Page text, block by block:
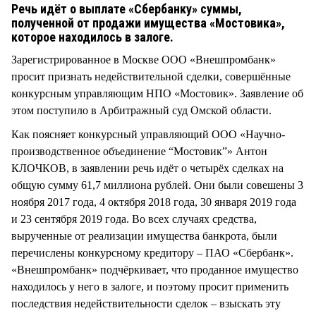
Речь идёт о выплате «Сбербанку» суммы,
полученной от продажи имущества «Мостовика»,
которое находилось в залоге.
Зарегистрированное в Москве ООО «Внешпромбанк»
просит признать недействительной сделки, совершённые
конкурсным управляющим НПО «Мостовик». Заявление об
этом поступило в Арбитражный суд Омской области.
Как поясняет конкурсный управляющий ООО «Научно-
производственное объединение “Мостовик”» Антон
КЛОЧКОВ, в заявлении речь идёт о четырёх сделках на
общую сумму 61,7 миллиона рублей. Они были совешены 3
ноября 2017 года, 4 октября 2018 года, 30 января 2019 года
и 23 сентября 2019 года. Во всех случаях средства,
вырученные от реализации имущества банкрота, были
перечислены конкурсному кредитору – ПАО «Сбербанк».
«Внешпромбанк» подчёркивает, что проданное имущество
находилось у него в залоге, и поэтому просит применить
последствия недействительности сделок – взыскать эту